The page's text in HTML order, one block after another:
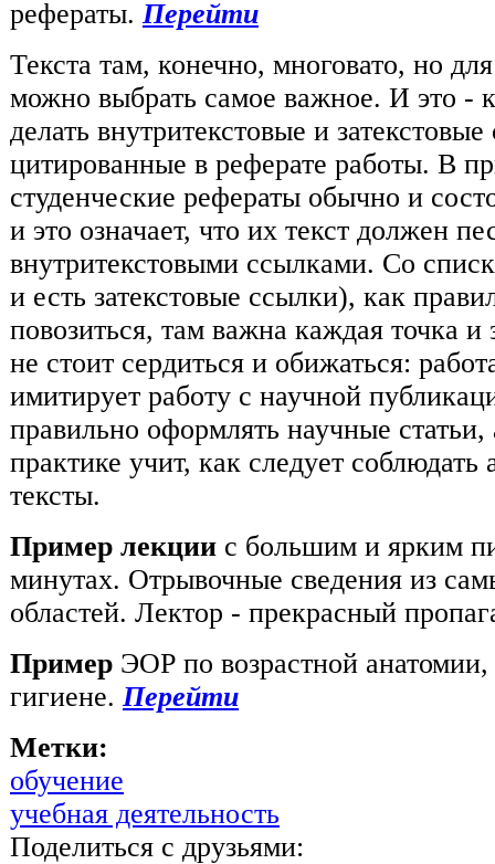
рефераты. Перейти
Текста там, конечно, многовато, но
можно выбрать самое важное. И это -
делать внутритекстовые и
цитированные в реферате работы. В
студенческие рефераты обычно и
и это означает, что их текст должен
внутритекстовыми ссылками. Со
и есть затекстовые ссылки), как
повозиться, там важна каждая точка и
не стоит сердиться и обижаться:
имитирует работу с научной
правильно оформлять научные статьи,
практике учит, как следует соблюдать
тексты.
Пример лекции с большим и ярким
минутах. Отрывочные сведения из
областей. Лектор - прекрасный
Пример ЭОР по возрастной
гигиене. Перейти
Метки:
обучение
учебная деятельность
Поделиться с друзьями: